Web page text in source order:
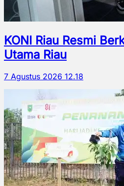
KONI Riau Resmi
Utama Riau
7 Agustus 2026 12.18